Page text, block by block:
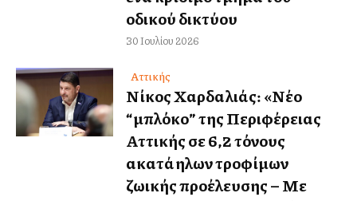
οδικού δικτύου
30 Ιουλίου 2026
Αττικής
Νίκος Χαρδαλιάς: «Νέο
“μπλόκο” της Περιφέρειας
Αττικής σε 6,2 τόνους
ακατάλληλων τροφίμων
ζωικής προέλευσης – Με